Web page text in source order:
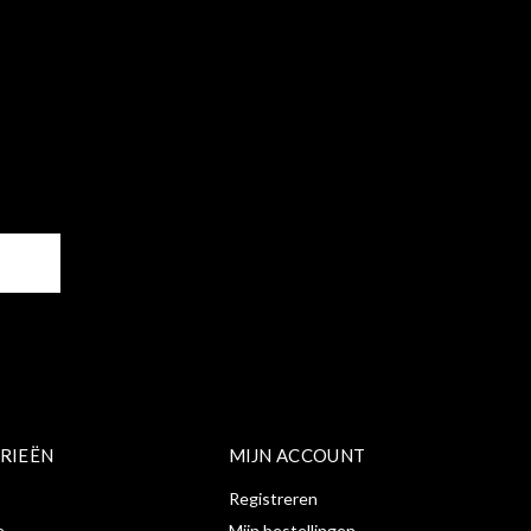
MIJN ACCOUNT
Registreren